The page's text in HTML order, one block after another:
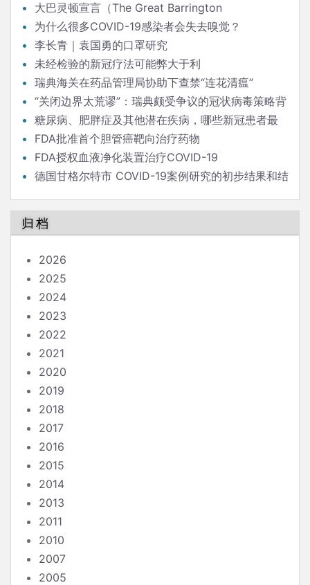
降低（新冠）感染率
大巴灵顿宣言（The Great Barrington
Declaration）
为什么很多COVID-19感染者会失去嗅觉？
李长青｜袁国勇的口罩研究
未经检验的新冠疗法可能弊大于利
瑞典海关在药品管理局协助下查禁“连花清瘟”
“关闭边界太荒谬”：瑞典颇受争议的冠状病毒策略背
后的流行病学家
糖尿病、肥胖症及其他潜在疾病，哪些新冠患者最
危险？
FDA批准首个胆管癌靶向治疗药物
FDA授权血液净化装置治疗COVID-19
德国甘格尔特市 COVID-19案例研究的初步结果和结
归档
2026
2025
2024
2023
2022
2021
2020
2019
2018
2017
2016
2015
2014
2013
2011
2010
2007
2005